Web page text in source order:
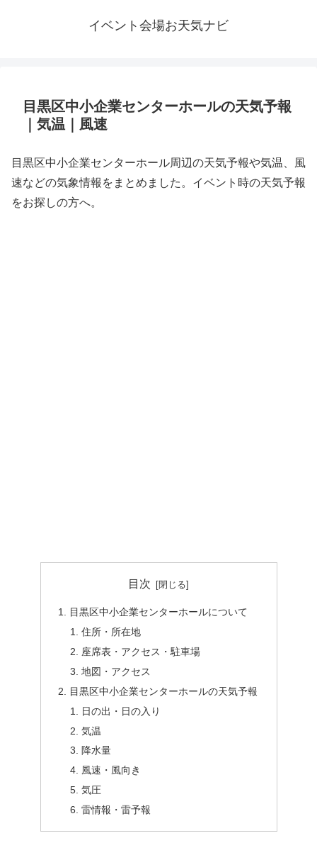
イベント会場お天気ナビ
目黒区中小企業センターホールの天気予報
｜気温｜風速
目黒区中小企業センターホール周辺の天気予報や気温、風
速などの気象情報をまとめました。イベント時の天気予報
をお探しの方へ。
目次
目黒区中小企業センターホールについて
住所・所在地
座席表・アクセス・駐車場
地図・アクセス
目黒区中小企業センターホールの天気予報
日の出・日の入り
気温
降水量
風速・風向き
気圧
雷情報・雷予報